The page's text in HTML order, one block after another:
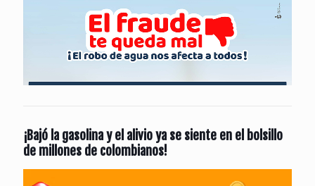
¡Bajó la gasolina y el alivio ya se siente en el bolsillo
de millones de colombianos!